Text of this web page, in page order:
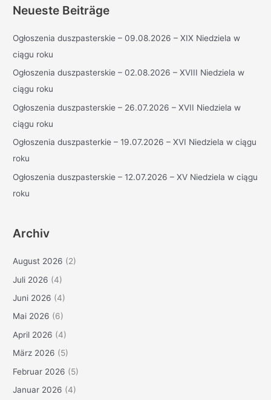
h
n
n
a
c
h
:
Neueste Beiträge
Ogłoszenia duszpasterskie – 09.08.2026 – XIX Niedziela w
ciągu roku
Ogłoszenia duszpasterskie – 02.08.2026 – XVIII Niedziela w
ciągu roku
Ogłoszenia duszpasterskie – 26.07.2026 – XVII Niedziela w
ciągu roku
Ogłoszenia duszpasterkie – 19.07.2026 – XVI Niedziela w ciągu
roku
Ogłoszenia duszpasterskie – 12.07.2026 – XV Niedziela w ciągu
roku
Archiv
August 2026 (2)
Juli 2026 (4)
Juni 2026 (4)
Mai 2026 (6)
April 2026 (4)
März 2026 (5)
Februar 2026 (5)
Januar 2026 (4)